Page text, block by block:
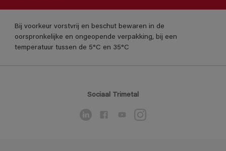
Bij voorkeur vorstvrij en beschut bewaren in de
oorspronkelijke en ongeopende verpakking, bij een
temperatuur tussen de 5°C en 35°C
Sociaal Trimetal